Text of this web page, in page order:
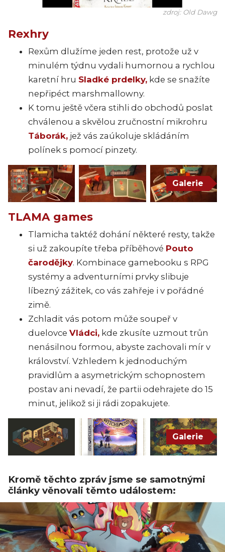
zdroj: Old Dawg
Rexhry
Rexům dlužíme jeden rest, protože už v
minulém týdnu vydali humornou a rychlou
karetní hru Sladké prdelky, kde se snažíte
nepřipéct marshmallowny.
K tomu ještě včera stihli do obchodů poslat
chválenou a skvělou zručnostní mikrohru
Táborák, jež vás zaúkoluje skládáním
polínek s pomocí pinzety.
Galerie
TLAMA games
Tlamicha taktéž dohání některé resty, takže
si už zakoupíte třeba příběhové Pouto
čarodějky. Kombinace gamebooku s RPG
systémy a adventurními prvky slibuje
líbezný zážitek, co vás zahřeje i v pořádné
zimě.
Zchladit vás potom může soupeř v
duelovce Vládci, kde zkusíte uzmout trůn
nenásilnou formou, abyste zachovali mír v
království. Vzhledem k jednoduchým
pravidlům a asymetrickým schopnostem
postav ani nevadí, že partii odehrajete do 15
minut, jelikož si ji rádi zopakujete.
Galerie
Kromě těchto zpráv jsme se samotnými
články věnovali těmto událostem: